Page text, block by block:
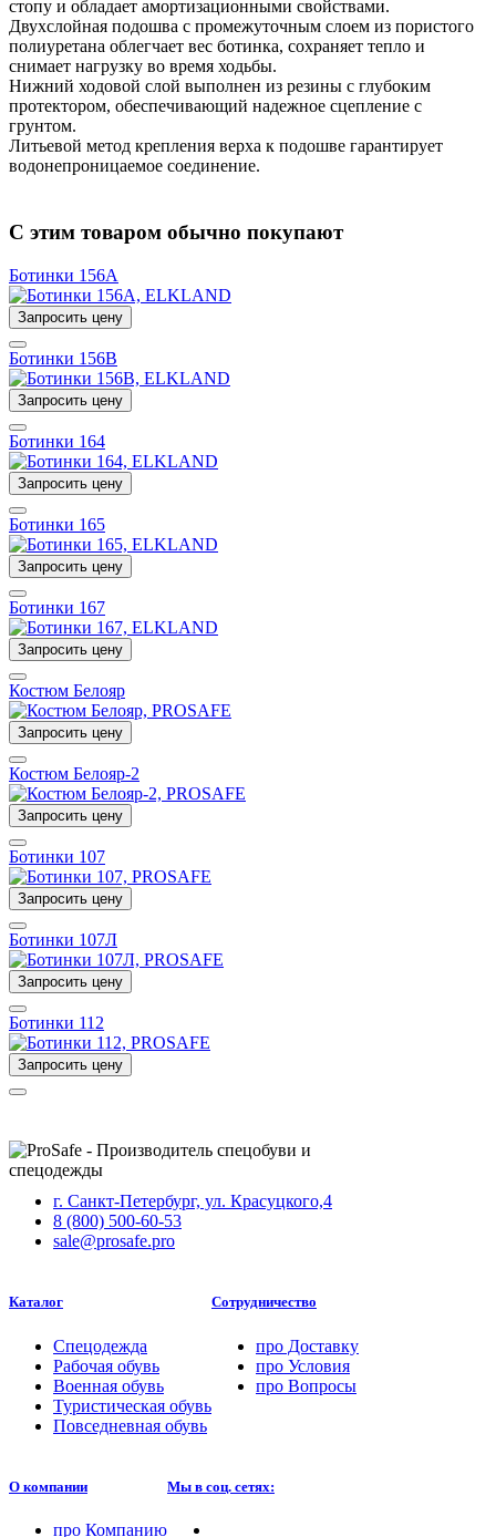
стопу и обладает амортизационными свойствами.
Двухслойная подошва с промежуточным слоем из пористого
полиуретана облегчает вес ботинка, сохраняет тепло и
снимает нагрузку во время ходьбы.
Нижний ходовой слой выполнен из резины с глубоким
протектором, обеспечивающий надежное сцепление с
грунтом.
Литьевой метод крепления верха к подошве гарантирует
водонепроницаемое соединение.
С этим товаром обычно покупают
Ботинки 156A
Запросить цену
Ботинки 156B
Запросить цену
Ботинки 164
Запросить цену
Ботинки 165
Запросить цену
Ботинки 167
Запросить цену
Костюм Белояр
Запросить цену
Костюм Белояр-2
Запросить цену
Ботинки 107
Запросить цену
Ботинки 107Л
Запросить цену
Ботинки 112
Запросить цену
г. Санкт-Петербург, ул. Красуцкого,4
8 (800) 500-60-53
sale@prosafe.pro
Каталог
Спецодежда
Рабочая обувь
Военная обувь
Туристическая обувь
Повседневная обувь
Сотрудничество
про Доставку
про Условия
про Вопросы
О компании
про Компанию
Мы в соц. сетях: